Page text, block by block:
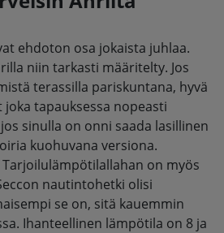
ehdoton osa jokaista juhlaa.
niin tarkasti määritelty. Jos
terassilla pariskuntana, hyvä
joka tapauksessa nopeasti
sinulla on onni saada lasillinen
kuohuvana versiona.
Tarjoilulämpötilallahan on myös
nautintohetki olisi
se on, sitä kauemmin
Ihanteellinen lämpötila on 8 ja